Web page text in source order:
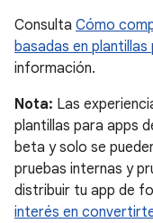
Consulta Cómo
basadas en
información.
Nota: Las
plantillas para apps
beta y solo se
pruebas internas y
distribuir tu app de
interés en